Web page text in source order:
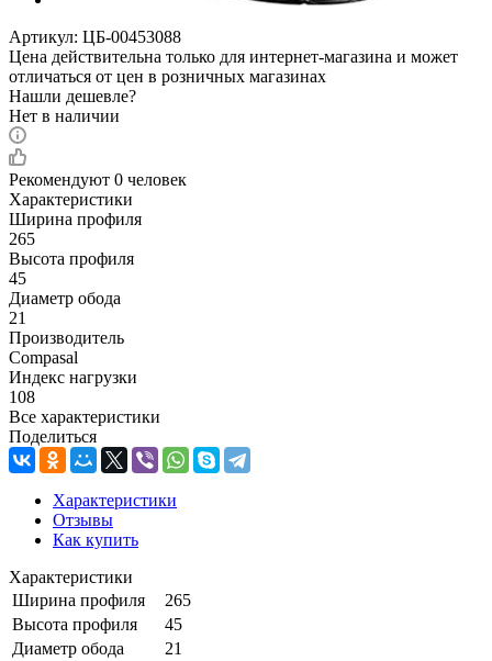
Артикул: ЦБ-00453088
Цена действительна только для интернет-магазина и может
отличаться от цен в розничных магазинах
Нашли дешевле?
Нет в наличии
Рекомендуют 0 человек
Характеристики
Ширина профиля
265
Высота профиля
45
Диаметр обода
21
Производитель
Compasal
Индекс нагрузки
108
Все характеристики
Поделиться
Характеристики
Отзывы
Как купить
Характеристики
Ширина профиля
265
Высота профиля
45
Диаметр обода
21